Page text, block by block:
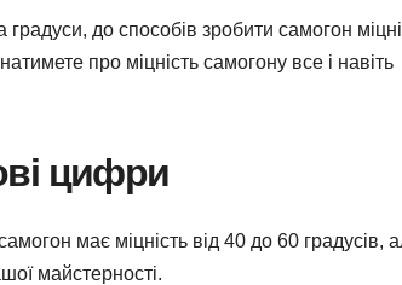
градуси, до способів зробити самогон
про міцність самогону все і навіть
цифри
має міцність від 40 до 60 градусів,
майстерності.